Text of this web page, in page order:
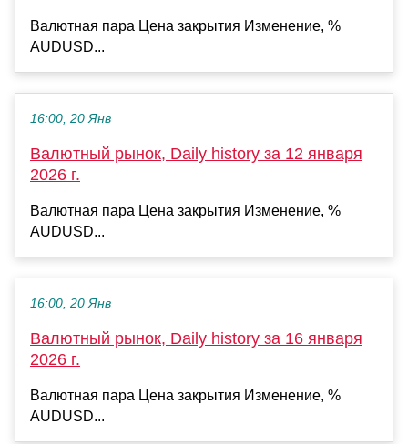
Валютная пара Цена закрытия Изменение, %
AUDUSD...
16:00, 20 Янв
Валютный рынок, Daily history за 12 января
2026 г.
Валютная пара Цена закрытия Изменение, %
AUDUSD...
16:00, 20 Янв
Валютный рынок, Daily history за 16 января
2026 г.
Валютная пара Цена закрытия Изменение, %
AUDUSD...